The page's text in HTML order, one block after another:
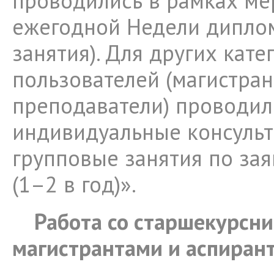
ежегодной Недели
занятия). Для других
пользователей
преподаватели)
индивидуальные
групповые занятия по
(1–2 в год)».
Работа со
магистрантами и